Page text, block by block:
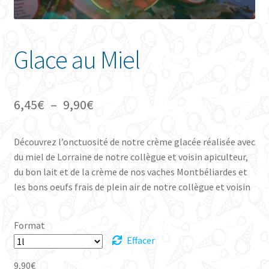
Glace au Miel
6,45€ – 9,90€Plage
prix :
6,45€
à
Découvrez l’onctuosité de notre crème glacée réalisée avec
du miel de Lorraine de notre collègue et voisin apiculteur,
du bon lait et de la crème de nos vaches Montbéliardes et
les bons oeufs frais de plein air de notre collègue et voisin
Format
Effacer
9,90€